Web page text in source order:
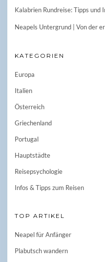
Kalabrien Rundreise: Tipps
Neapels Untergrund | Von der
KATEGORIEN
Europa
Italien
Österreich
Griechenland
Portugal
Hauptstädte
Reisepsychologie
Infos & Tipps zum Reisen
TOP ARTIKEL
Neapel für Anfänger
Plabutsch wandern